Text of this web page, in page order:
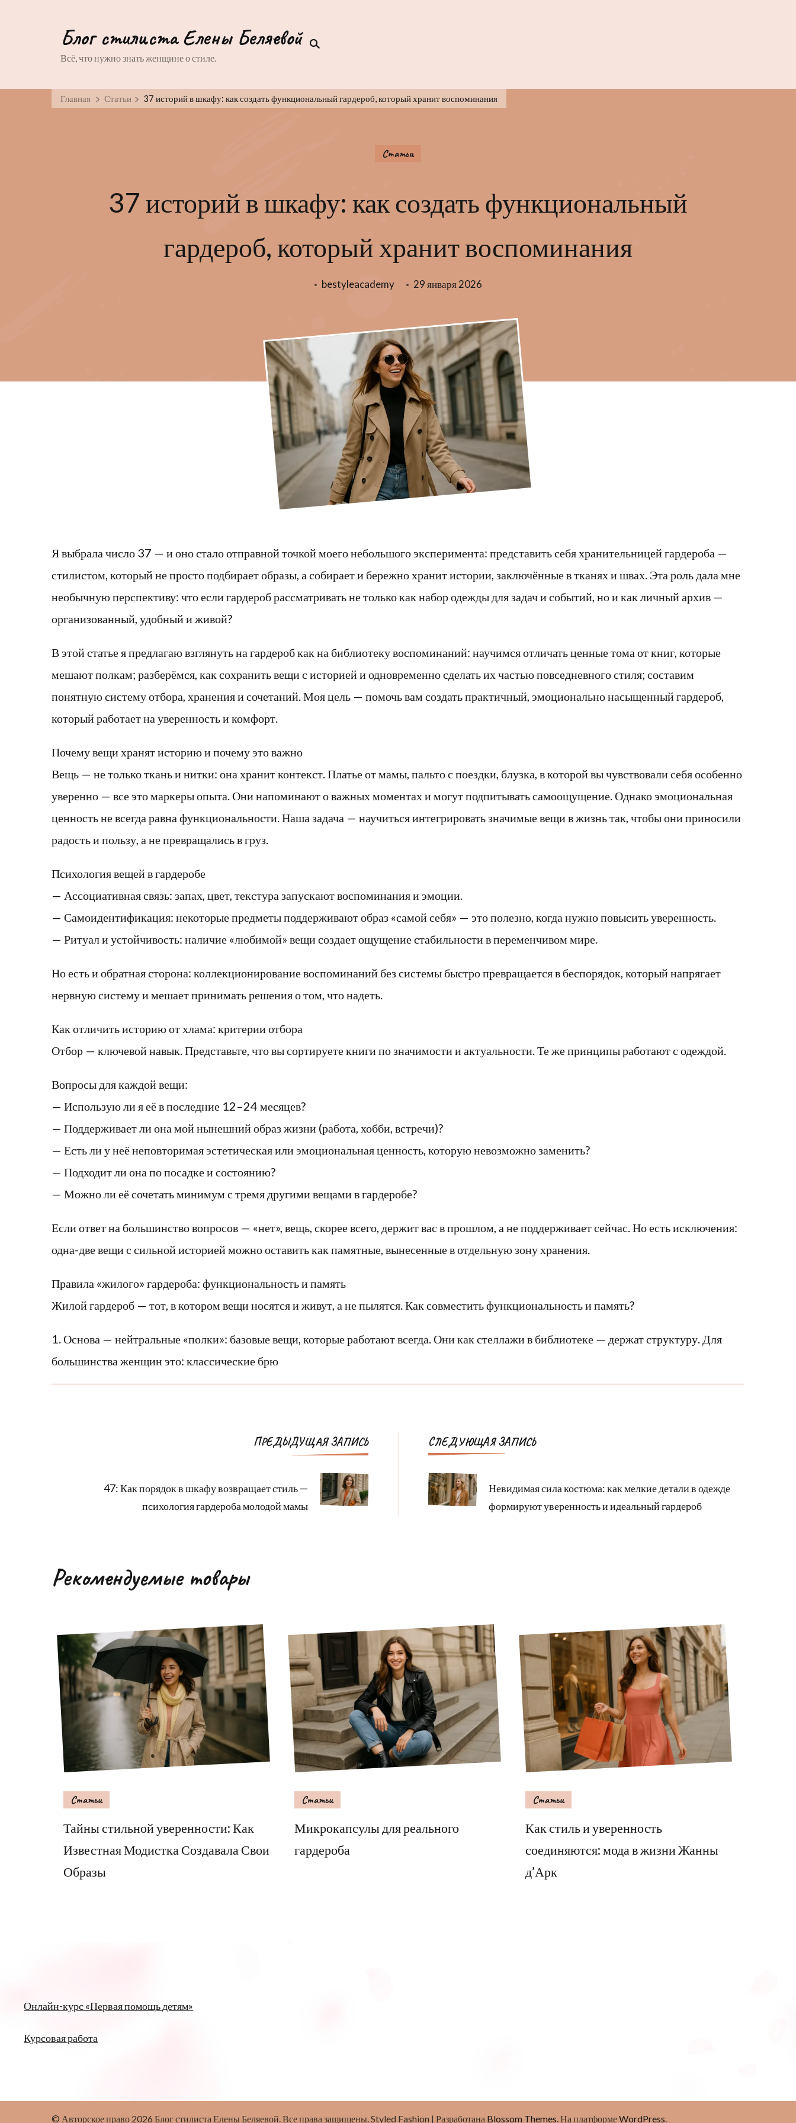
Блог стилиста Елены Беляевой
Всё, что нужно знать женщине о стиле.
Главная Статьи 37 историй в шкафу: как создать функциональный гардероб, который хранит воспоминания
Статьи
37 историй в шкафу: как создать функциональный
гардероб, который хранит воспоминания
bestyleacademy 29 января 2026
Я выбрала число 37 — и оно стало отправной точкой моего небольшого эксперимента: представить себя хранительницей гардероба —
стилистом, который не просто подбирает образы, а собирает и бережно хранит истории, заключённые в тканях и швах. Эта роль дала мне
необычную перспективу: что если гардероб рассматривать не только как набор одежды для задач и событий, но и как личный архив —
организованный, удобный и живой?
В этой статье я предлагаю взглянуть на гардероб как на библиотеку воспоминаний: научимся отличать ценные тома от книг, которые
мешают полкам; разберёмся, как сохранить вещи с историей и одновременно сделать их частью повседневного стиля; составим
понятную систему отбора, хранения и сочетаний. Моя цель — помочь вам создать практичный, эмоционально насыщенный гардероб,
который работает на уверенность и комфорт.
Почему вещи хранят историю и почему это важно
Вещь — не только ткань и нитки: она хранит контекст. Платье от мамы, пальто с поездки, блузка, в которой вы чувствовали себя особенно
уверенно — все это маркеры опыта. Они напоминают о важных моментах и могут подпитывать самоощущение. Однако эмоциональная
ценность не всегда равна функциональности. Наша задача — научиться интегрировать значимые вещи в жизнь так, чтобы они приносили
радость и пользу, а не превращались в груз.
Психология вещей в гардеробе
— Ассоциативная связь: запах, цвет, текстура запускают воспоминания и эмоции.
— Самоидентификация: некоторые предметы поддерживают образ «самой себя» — это полезно, когда нужно повысить уверенность.
— Ритуал и устойчивость: наличие «любимой» вещи создает ощущение стабильности в переменчивом мире.
Но есть и обратная сторона: коллекционирование воспоминаний без системы быстро превращается в беспорядок, который напрягает
нервную систему и мешает принимать решения о том, что надеть.
Как отличить историю от хлама: критерии отбора
Отбор — ключевой навык. Представьте, что вы сортируете книги по значимости и актуальности. Те же принципы работают с одеждой.
Вопросы для каждой вещи:
— Использую ли я её в последние 12–24 месяцев?
— Поддерживает ли она мой нынешний образ жизни (работа, хобби, встречи)?
— Есть ли у неё неповторимая эстетическая или эмоциональная ценность, которую невозможно заменить?
— Подходит ли она по посадке и состоянию?
— Можно ли её сочетать минимум с тремя другими вещами в гардеробе?
Если ответ на большинство вопросов — «нет», вещь, скорее всего, держит вас в прошлом, а не поддерживает сейчас. Но есть исключения:
одна-две вещи с сильной историей можно оставить как памятные, вынесенные в отдельную зону хранения.
Правила «жилого» гардероба: функциональность и память
Жилой гардероб — тот, в котором вещи носятся и живут, а не пылятся. Как совместить функциональность и память?
1. Основа — нейтральные «полки»: базовые вещи, которые работают всегда. Они как стеллажи в библиотеке — держат структуру. Для
большинства женщин это: классические брю
Навигация
записям
ПРЕДЫДУЩАЯ ЗАПИСЬ
47: Как порядок в шкафу возвращает стиль —
психология гардероба молодой мамы
СЛЕДУЮЩАЯ ЗАПИСЬ
Невидимая сила костюма: как мелкие детали в одежде
формируют уверенность и идеальный гардероб
Рекомендуемые товары
Статьи
Тайны стильной уверенности: Как
Известная Модистка Создавала Свои
Образы
Статьи
Микрокапсулы для реального
гардероба
Статьи
Как стиль и уверенность
соединяются: мода в жизни Жанны
д’Арк
Онлайн-курс «Первая помощь детям»
Курсовая работа
© Авторское право 2026 Блог стилиста Елены Беляевой. Все права защищены.Styled Fashion | Разработана Blossom Themes. На платформеWordPress.